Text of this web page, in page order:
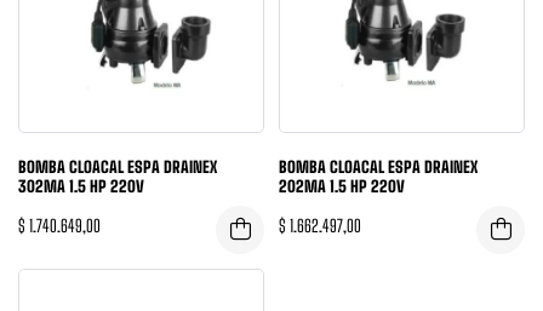
BOMBA CLOACAL ESPA DRAINEX
302MA 1.5 HP 220V
$ 1.740.649,00
BOMBA CLOACAL ESPA DRAINEX
202MA 1.5 HP 220V
$ 1.662.497,00